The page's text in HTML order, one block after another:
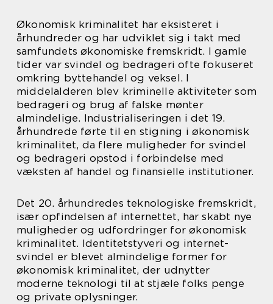
Økonomisk kriminalitet har eksisteret i
århundreder og har udviklet sig i takt med
samfundets økonomiske fremskridt. I gamle
tider var svindel og bedrageri ofte fokuseret
omkring byttehandel og veksel. I
middelalderen blev kriminelle aktiviteter som
bedrageri og brug af falske mønter
almindelige. Industrialiseringen i det 19.
århundrede førte til en stigning i økonomisk
kriminalitet, da flere muligheder for svindel
og bedrageri opstod i forbindelse med
væksten af handel og finansielle institutioner.
Det 20. århundredes teknologiske fremskridt,
især opfindelsen af internettet, har skabt nye
muligheder og udfordringer for økonomisk
kriminalitet. Identitetstyveri og internet-
svindel er blevet almindelige former for
økonomisk kriminalitet, der udnytter
moderne teknologi til at stjæle folks penge
og private oplysninger.